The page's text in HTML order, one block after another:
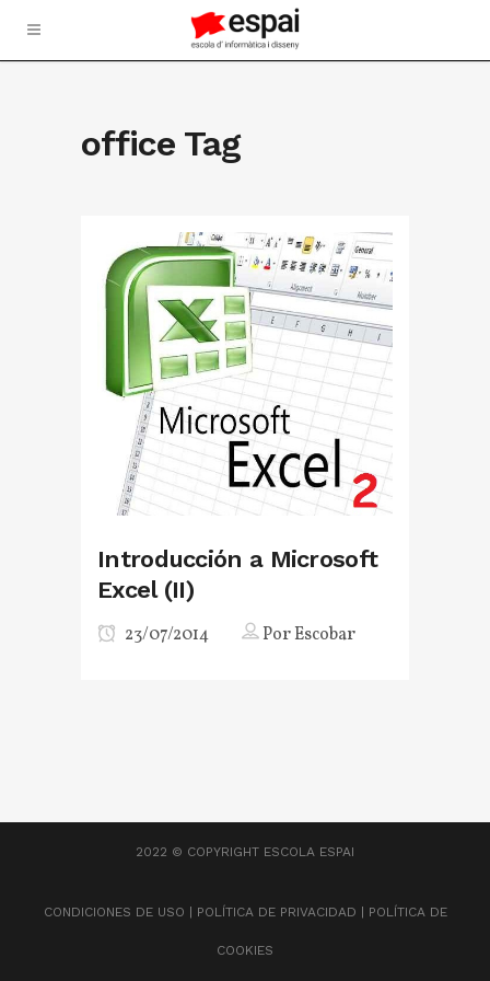
office Tag
Introducción a Microsoft
Excel (II)
23/07/2014 PorEscobar
2022 © COPYRIGHT ESCOLA ESPAI
CONDICIONES DE USO POLÍTICA DE PRIVACIDAD POLÍTICA DE
COOKIES